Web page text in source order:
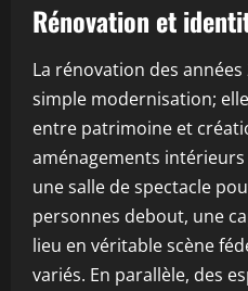
Rénovation et
La rénovation des années
simple modernisation;
entre patrimoine et
aménagements
une salle de spectacle
personnes debout, une
lieu en véritable scène
variés. En parallèle, des